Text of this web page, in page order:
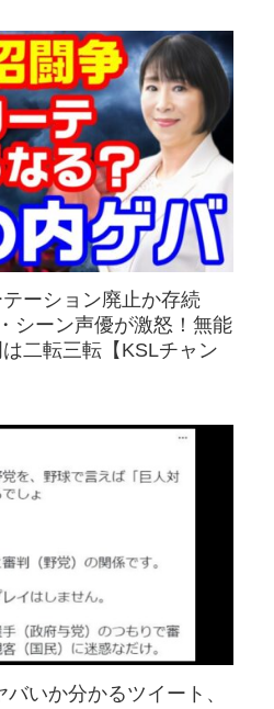
テーション廃止か存続
シーン声優が激怒！無能
二転三転【KSLチャン
いか分かるツイート、